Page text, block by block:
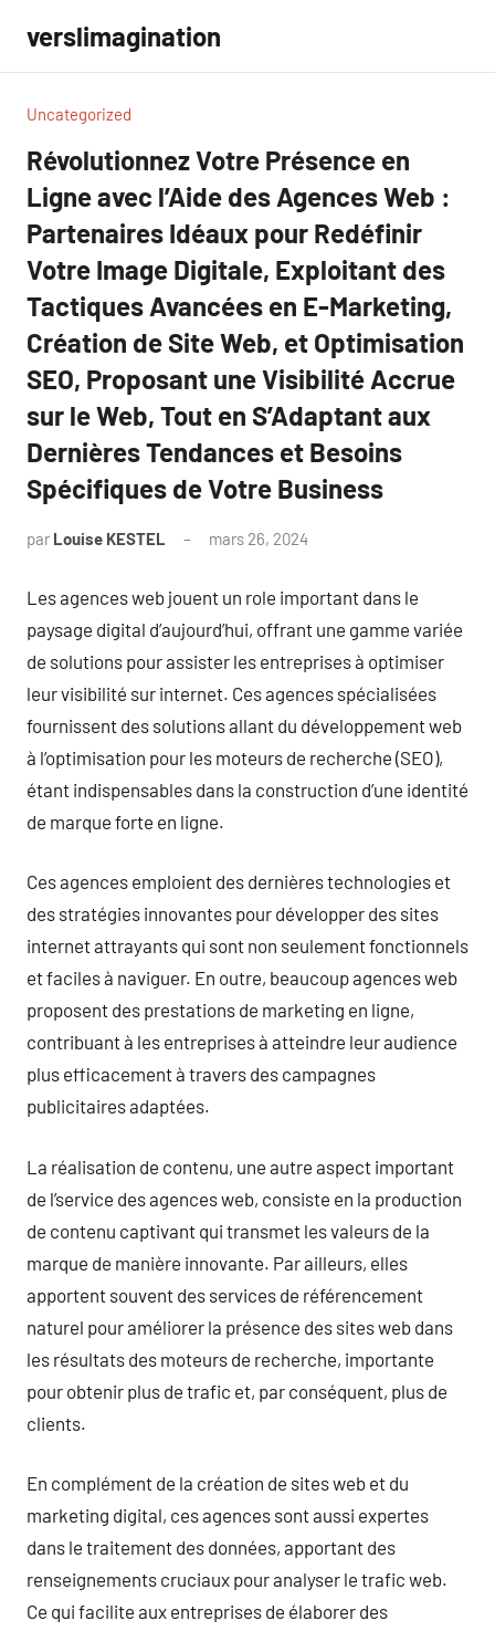
contenu
verslimagination
Uncategorized
Révolutionnez Votre Présence en
Ligne avec l’Aide des Agences Web :
Partenaires Idéaux pour Redéfinir
Votre Image Digitale, Exploitant des
Tactiques Avancées en E-Marketing,
Création de Site Web, et Optimisation
SEO, Proposant une Visibilité Accrue
sur le Web, Tout en S’Adaptant aux
Dernières Tendances et Besoins
Spécifiques de Votre Business
par Louise KESTEL mars 26, 2024
Les agences web jouent un role important dans le
paysage digital d’aujourd’hui, offrant une gamme variée
de solutions pour assister les entreprises à optimiser
leur visibilité sur internet. Ces agences spécialisées
fournissent des solutions allant du développement web
à l’optimisation pour les moteurs de recherche (SEO),
étant indispensables dans la construction d’une identité
de marque forte en ligne.
Ces agences emploient des dernières technologies et
des stratégies innovantes pour développer des sites
internet attrayants qui sont non seulement fonctionnels
et faciles à naviguer. En outre, beaucoup agences web
proposent des prestations de marketing en ligne,
contribuant à les entreprises à atteindre leur audience
plus efficacement à travers des campagnes
publicitaires adaptées.
La réalisation de contenu, une autre aspect important
de l’service des agences web, consiste en la production
de contenu captivant qui transmet les valeurs de la
marque de manière innovante. Par ailleurs, elles
apportent souvent des services de référencement
naturel pour améliorer la présence des sites web dans
les résultats des moteurs de recherche, importante
pour obtenir plus de trafic et, par conséquent, plus de
clients.
En complément de la création de sites web et du
marketing digital, ces agences sont aussi expertes
dans le traitement des données, apportant des
renseignements cruciaux pour analyser le trafic web.
Ce qui facilite aux entreprises de élaborer des